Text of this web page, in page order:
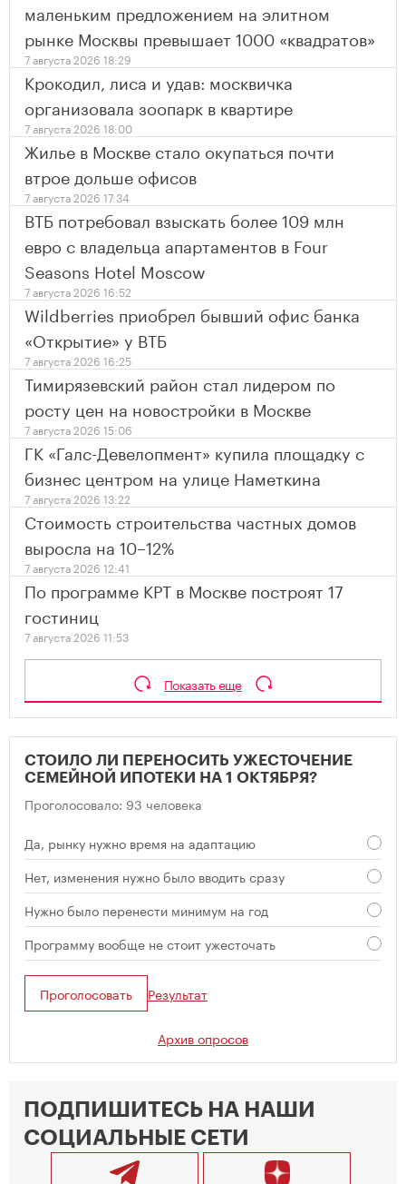
маленьким предложением на элитном
рынке Москвы превышает 1000 «квадратов»
7 августа 2026 18:29
Крокодил, лиса и удав: москвичка
организовала зоопарк в квартире
7 августа 2026 18:00
Жилье в Москве стало окупаться почти
втрое дольше офисов
7 августа 2026 17:34
ВТБ потребовал взыскать более 109 млн
евро с владельца апартаментов в Four
Seasons Hotel Moscow
7 августа 2026 16:52
Wildberries приобрел бывший офис банка
«Открытие» у ВТБ
7 августа 2026 16:25
Тимирязевский район стал лидером по
росту цен на новостройки в Москве
7 августа 2026 15:06
ГК «Галс-Девелопмент» купила площадку с
бизнес центром на улице Наметкина
7 августа 2026 13:22
Стоимость строительства частных домов
выросла на 10–12%
7 августа 2026 12:41
По программе КРТ в Москве построят 17
гостиниц
7 августа 2026 11:53
Показать еще
СТОИЛО ЛИ ПЕРЕНОСИТЬ УЖЕСТОЧЕНИЕ
СЕМЕЙНОЙ ИПОТЕКИ НА 1 ОКТЯБРЯ?
Проголосовало: 93 человека
Да, рынку нужно время на адаптацию
Нет, изменения нужно было вводить сразу
Нужно было перенести минимум на год
Программу вообще не стоит ужесточать
Проголосовать Результат
Архив опросов
ПОДПИШИТЕСЬ НА НАШИ
СОЦИАЛЬНЫЕ СЕТИ